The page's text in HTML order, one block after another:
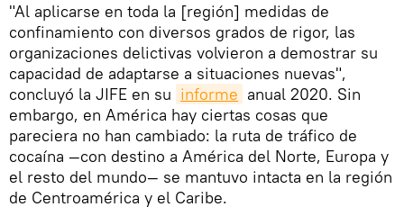
"Al aplicarse en toda la [región] medidas de
confinamiento con diversos grados de rigor, las
organizaciones delictivas volvieron a demostrar su
capacidad de adaptarse a situaciones nuevas",
concluyó la JIFE en su informe anual 2020. Sin
embargo, en América hay ciertas cosas que
pareciera no han cambiado: la ruta de tráfico de
cocaína —con destino a América del Norte, Europa y
el resto del mundo— se mantuvo intacta en la región
de Centroamérica y el Caribe.